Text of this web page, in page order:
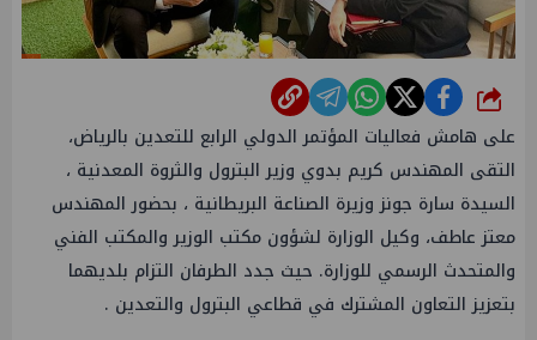
شارك
على هامش فعاليات المؤتمر الدولي الرابع للتعدين بالرياض،
التقى المهندس كريم بدوي وزير البترول والثروة المعدنية ،
السيدة سارة جونز وزيرة الصناعة البريطانية ، بحضور المهندس
معتز عاطف، وكيل الوزارة لشؤون مكتب الوزير والمكتب الفني
والمتحدث الرسمي للوزارة. حيث جدد الطرفان التزام بلديهما
بتعزيز التعاون المشترك في قطاعي البترول والتعدين .